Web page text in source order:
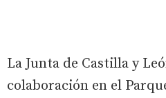
La Junta de Castilla y
colaboración en el